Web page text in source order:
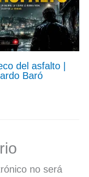
del asfalto |
Baró
no será